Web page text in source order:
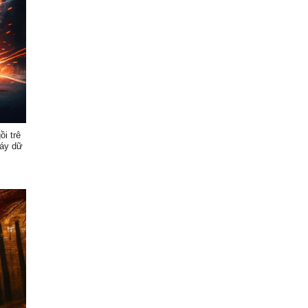
trê
dữ